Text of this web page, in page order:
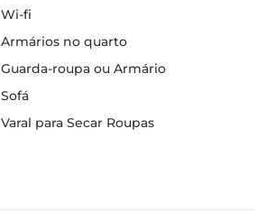
Wi-fi
Armários no quarto
Guarda-roupa ou Armário
Sofá
Varal para Secar Roupas